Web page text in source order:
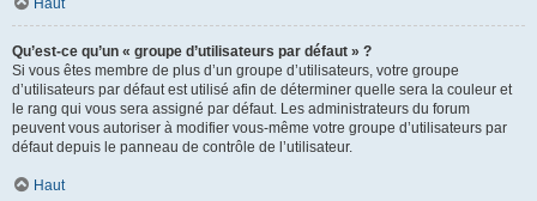
Haut
Qu’est-ce qu’un « groupe d’utilisateurs par défaut » ?
Si vous êtes membre de plus d’un groupe d’utilisateurs, votre groupe
d’utilisateurs par défaut est utilisé afin de déterminer quelle sera la couleur et
le rang qui vous sera assigné par défaut. Les administrateurs du forum
peuvent vous autoriser à modifier vous-même votre groupe d’utilisateurs par
défaut depuis le panneau de contrôle de l’utilisateur.
Haut